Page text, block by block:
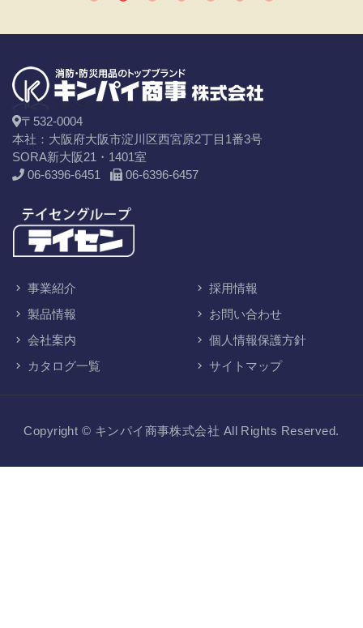
〒532-0004
本社：大阪府大阪市淀川区西宮原2丁目1番3号
SORA新大阪21・1401室
06-6396-6451
06-6396-6457
事業紹介
製品情報
会社案内
カタログ一覧
採用情報
お問い合わせ
個人情報保護方針
サイトマップ
Copyright © キンパイ商事株式会社 All Rights Reserved.